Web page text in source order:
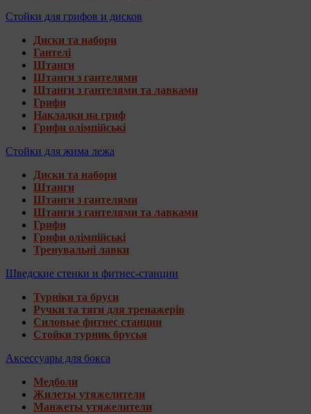
Стойки для грифов и дисков
Диски та набори
Гантелі
Штанги
Штанги з гантелями
Штанги з гантелями та лавками
Грифи
Накладки на гриф
Грифи олімпійські
Стойки для жима лежа
Диски та набори
Штанги
Штанги з гантелями
Штанги з гантелями та лавками
Грифи
Грифи олімпійські
Тренувальні лавки
Шведские стенки и фитнес-станции
Турніки та бруси
Ручки та тяги для тренажерів
Силовые фитнес станции
Стойки турник брусья
Аксессуары для бокса
Медболи
Жилеты утяжелители
Манжеты утяжелители